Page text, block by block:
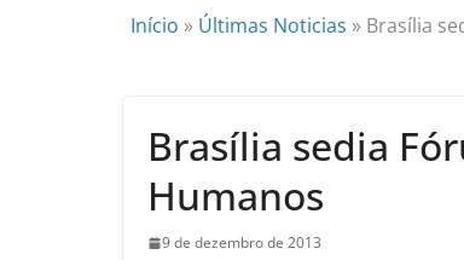
Início » Últimas Noticias » Brasília
Brasília sedia
Humanos
9 de dezembro de 2013